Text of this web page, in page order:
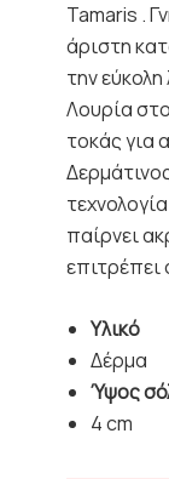
Tamaris .
άριστη
την
Λουρία
τοκάς για
παίρνει
Υλικό
Δέρμα
Ύψος
4 cm